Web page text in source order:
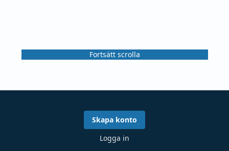
Fortsätt scrolla
Skapa konto
Logga in